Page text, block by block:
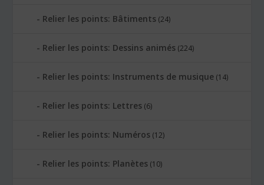
Relier les points: Bâtiments (24)
Relier les points: Dessins animés (224)
Relier les points: Instruments de musique (14)
Relier les points: Lettres (6)
Relier les points: Numéros (12)
Relier les points: Planètes (10)